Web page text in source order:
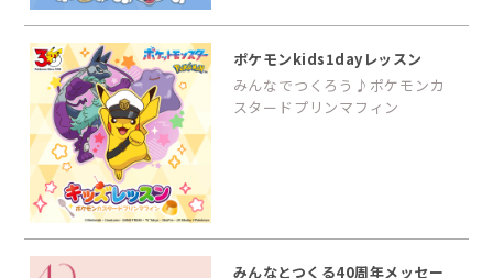
ポケモンkids1dayレッスン
みんなでつくろう♪ポケモンカ
スタードプリンマフィン
みんなとつくる40周年メッセー